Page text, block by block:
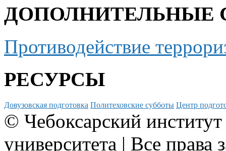
ДОПОЛНИТЕЛЬНЫЕ
Противодействие
РЕСУРСЫ
Довузовская подготовка Политеховские субботы Центр
© Чебоксарский
университета | Все